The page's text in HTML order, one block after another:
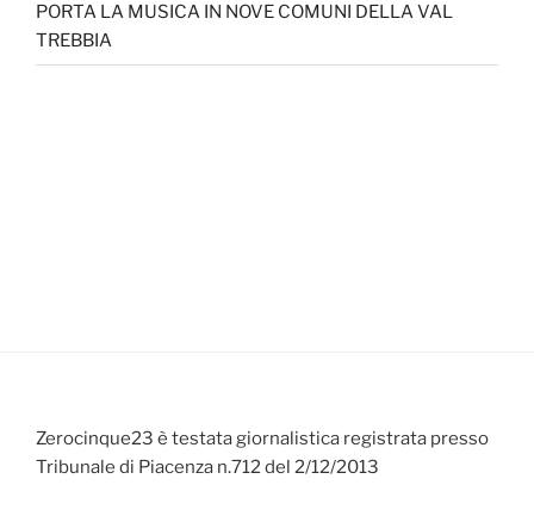
PORTA LA MUSICA IN NOVE COMUNI DELLA VAL
TREBBIA
Zerocinque23 è testata giornalistica registrata presso
Tribunale di Piacenza n.712 del 2/12/2013